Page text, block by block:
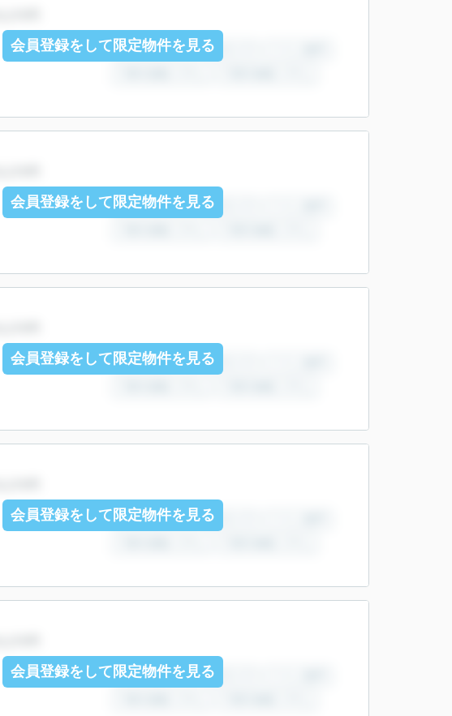
会員登録をして限定物件を見る
会員登録をして限定物件を見る
会員登録をして限定物件を見る
会員登録をして限定物件を見る
会員登録をして限定物件を見る